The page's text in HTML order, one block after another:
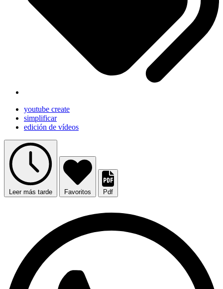
youtube create
simplificar
edición de vídeos
Leer más tarde Favoritos Pdf